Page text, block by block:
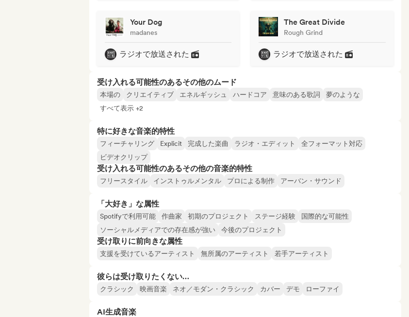
Your Dog
madanes
ラジオで放送された
The Great Divide
Rough Grind
ラジオで放送された
受け入れる可能性のあるその他のムード
本場の クリエイティブ エネルギッシュ ハードコア 意味のある歌詞
夢のような
すべて表示 +2
特に好きな音楽的特性
フィーチャリング Explicit 完成した楽曲 ラジオ・エディット
全フォーマット対応
ビデオクリップ
受け入れる可能性のあるその他の音楽的特性
フリースタイル インストゥルメンタル プロによる制作 アーバン・サウンド
「大好き」な属性
Spotifyで利用可能 作曲家 初期のプロジェクト ステージ経験
国際的な可能性
ソーシャルメディアでの存在感が強い
今後のプロジェクト
受け取りに前向きな属性
支援を受けているアーティスト 無所属のアーティスト 若手アーティスト
彼らは受け取りたくない…
クラシック 映画音楽 ネオ／モダン・クラシック カバー デモ ローファイ
AI生成音楽